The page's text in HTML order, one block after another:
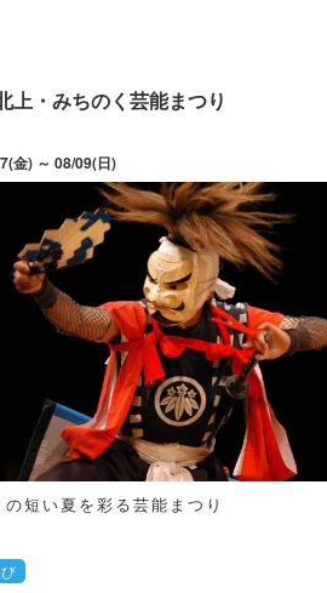
上・みちのく芸能まつり
金) ～ 08/09(日)
短い夏を彩る芸能まつり